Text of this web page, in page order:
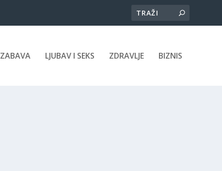
ZABAVA LJUBAV I SEKS ZDRAVLJE BIZNIS